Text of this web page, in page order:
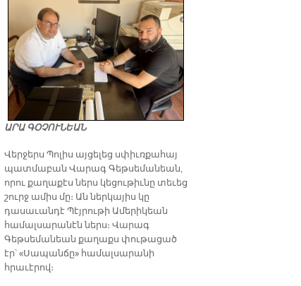
ԱՐԱ ԳՕՉՈՒՆԵԱՆ
Վերջերս Պոլիս այցելեց սփիւռքահայ
պատմաբան Վարագ Գեթսեմանեան,
որու քաղաքէս ներս կեցութիւնը տեւեց
շուրջ ամիս մը։ Ան ներկայիս կը
դասաւանդէ Պէյրութի Ամերիկեան
համալսարանէն ներս։ Վարագ
Գեթսեմանեան քաղաքս փութացած
էր՝ «Սապանճը» համալսարանի
հրաւէրով։